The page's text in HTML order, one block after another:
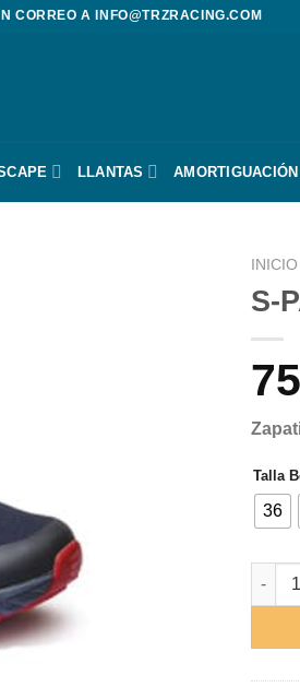
CORREO A INFO@TRZRACING.COM
LLANTAS
INICIO
S-
Talla
36
S-